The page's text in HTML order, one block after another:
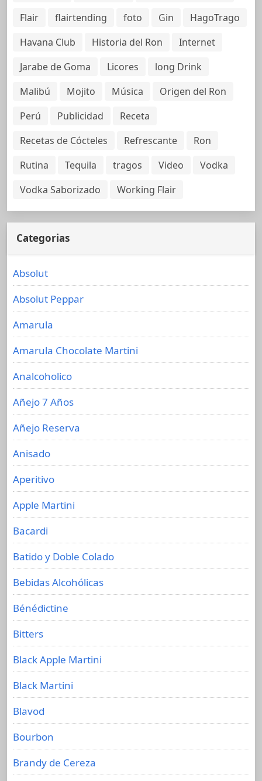
Flair
flairtending foto Gin
HagoTrago
Havana Club
Historia del Ron
Internet
Jarabe de Goma
Licores
long Drink
Malibú
Mojito Música
Origen del Ron
Perú
Publicidad
Receta
Recetas de Cócteles
Refrescante
Ron
Rutina
Tequila tragos Video
Vodka
Vodka Saborizado
Working Flair
Categorias
Absolut
Absolut Peppar
Amarula
Amarula Chocolate Martini
Analcoholico
Añejo 7 Años
Añejo Reserva
Anisado
Aperitivo
Apple Martini
Bacardi
Batido y Doble Colado
Bebidas Alcohólicas
Bénédictine
Bitters
Black Apple Martini
Black Martini
Blavod
Bourbon
Brandy de Cereza